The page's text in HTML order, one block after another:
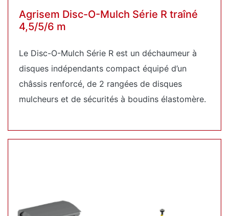
Agrisem Disc-O-Mulch Série R traîné
4,5/5/6 m
Le Disc-O-Mulch Série R est un déchaumeur à
disques indépendants compact équipé d’un
châssis renforcé, de 2 rangées de disques
mulcheurs et de sécurités à boudins élastomère.